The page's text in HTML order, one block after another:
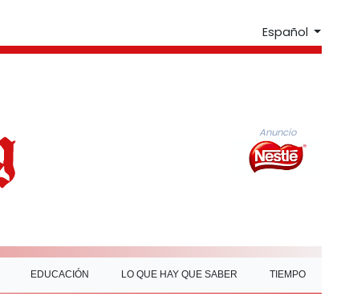
Español
Anuncio
EDUCACIÓN LO QUE HAY QUE SABER TIEMPO